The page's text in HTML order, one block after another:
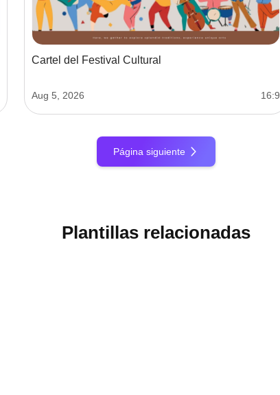
Cartel del Festival Cultural
Aug 5, 2026 16:9
Página siguiente
Plantillas relacionadas